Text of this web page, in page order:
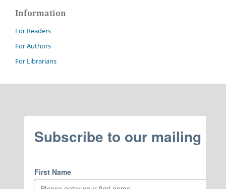
Information
For Readers
For Authors
For Librarians